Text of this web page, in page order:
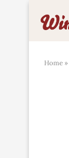
Home »